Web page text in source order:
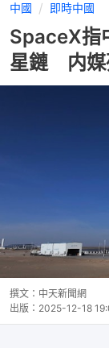
中國 即時中國
SpaceX指
星鏈 内媒
撰文： 中天新聞網
出版： 2025-12-18